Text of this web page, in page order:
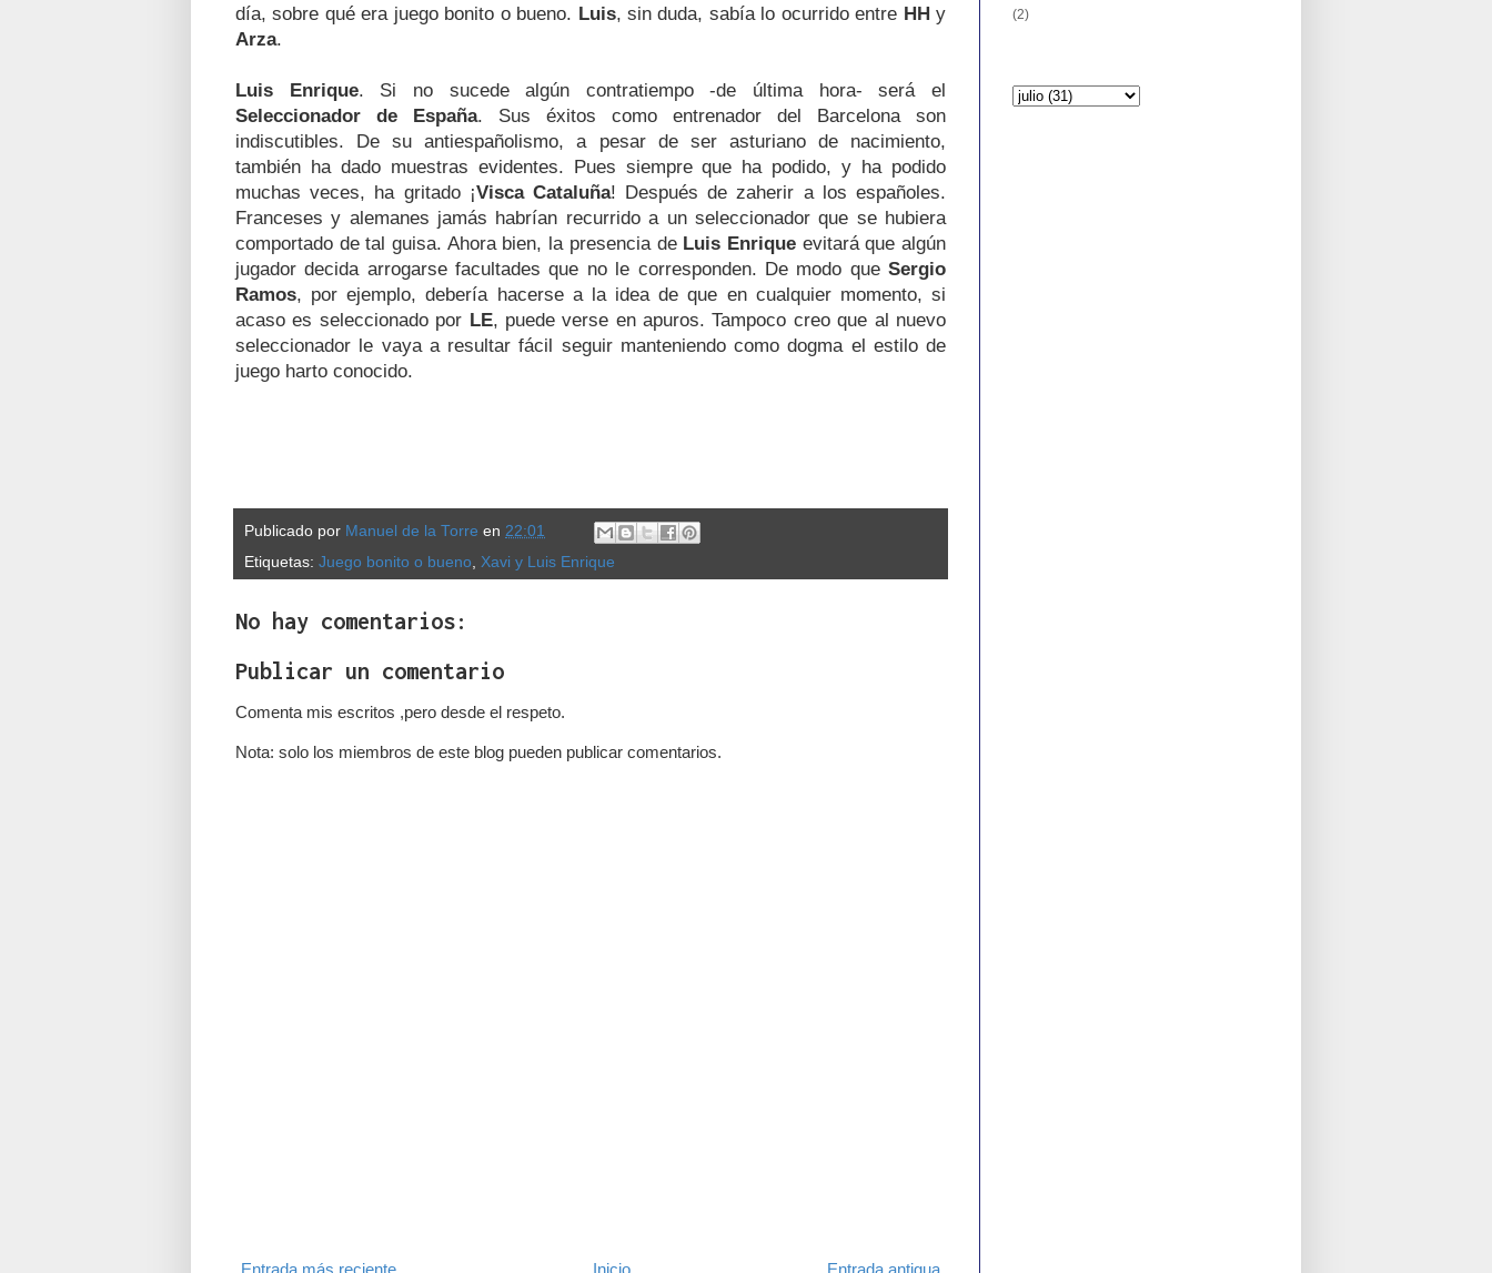
día, sobre qué era juego bonito o bueno. Luis, sin duda, sabía lo ocurrido entre HHy
Arza.
Luis Enrique. Si no sucede algún contratiempo -de última hora- será el
Seleccionador de España. Sus éxitos como entrenador del Barcelona son
indiscutibles. De su antiespañolismo, a pesar de ser asturiano de nacimiento,
también ha dado muestras evidentes. Pues siempre que ha podido, y ha podido
muchas veces, ha gritado ¡Visca Cataluña! Después de zaherir a los españoles.
Franceses y alemanes jamás habrían recurrido a un seleccionador que se hubiera
comportado de tal guisa. Ahora bien, la presencia de Luis Enrique evitará que algún
jugador decida arrogarse facultades que no le corresponden. De modo queSergio
Ramos, por ejemplo, debería hacerse a la idea de que en cualquier momento, si
acaso es seleccionado por LE, puede verse en apuros. Tampoco creo que al nuevo
seleccionador le vaya a resultar fácil seguir manteniendo como dogma el estilo de
juego harto conocido.
Publicado por Manuel de la Torre en 22:01
Etiquetas: Juego bonito o bueno Xavi y Luis Enrique
No hay comentarios:
Publicar un comentario
Comenta mis escritos ,pero desde el respeto.
Nota: solo los miembros de este blog pueden publicar comentarios.
Entrada más reciente Entrada antigua
Inicio
(2)